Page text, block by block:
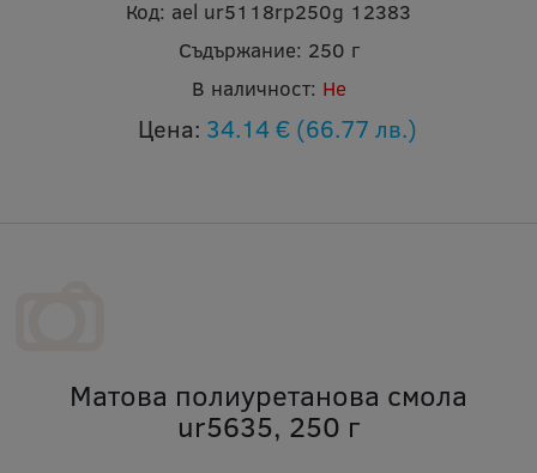
Код: ael ur5118rp250g 12383
Съдържание: 250 г
В наличност: Не
Цена: 34.14 € (66.77 лв.)
Матова полиуретанова смола
ur5635, 250 г